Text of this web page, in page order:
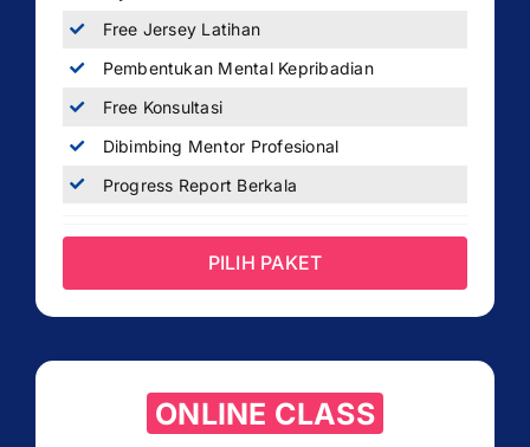
Free Jersey Latihan
Pembentukan Mental Kepribadian
Free Konsultasi
Dibimbing Mentor Profesional
Progress Report Berkala
PILIH PAKET
ONLINE CLASS